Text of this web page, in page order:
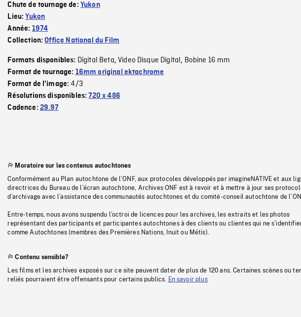
Chute de tournage de: Yukon
Lieu:Yukon
Année: 1974
Collection:Office National du Film
Formats disponibles: Digital Beta,Video Disque Digital, Bobine 16 mm
Format de tournage: 16mm original ektachrome
Format de l'image:4/3
Résolutions disponibles:720 x 486
Cadence: 29.97
Moratoire sur les contenus autochtones
Conformément au Plan autochtone de l’ONF, aux protocoles développés par imagineNATIVE et aux
directrices du Bureau de l’écran autochtone, Archives ONF est à revoir et à mettre à jour ses
d’archivage avec l’assistance des communautés autochtones et du comité-conseil autochtone de
Entre-temps, nous avons suspendu l’octroi de licences pour les archives, les extraits et les photos
représentant des participants et participantes autochtones à des clients ou clientes qui ne
comme Autochtones (membres des Premières Nations, Inuit ou Métis).
Contenu sensible?
Les films et les archives exposés sur ce site peuvent dater de plus de 120 ans. Certaines scènes ou
reliés pourraient être offensants pour certains publics.
En savoir plus